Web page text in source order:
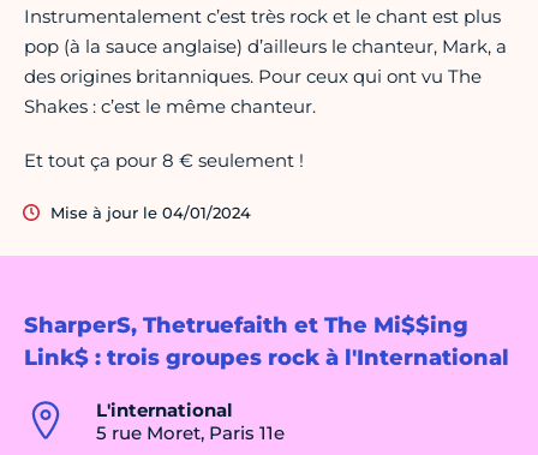
SharperS, Thetruefaith et The Mi$$ing
Link$ : trois groupes rock à l'International
L'international
5 rue Moret, Paris 11e
Instrumentalement c’est très rock et le chant est plus
pop (à la sauce anglaise) d’ailleurs le chanteur, Mark, a
des origines britanniques. Pour ceux qui ont vu The
Shakes : c’est le même chanteur.
Et tout ça pour 8 € seulement !
Mise à jour le 04/01/2024